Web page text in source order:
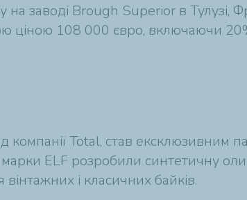
на заводі Brough Superior в
ціною 108 000 євро, включаючи
компанії Total, став ексклюзивним
марки ELF розробили синтетичну
і класичних байків.